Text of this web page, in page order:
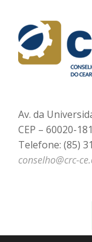
Av. da
CEP – 60020-
Telefone: (85)
conselho@crc-